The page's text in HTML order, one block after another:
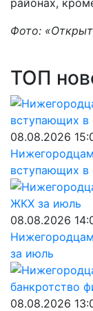
районах,
Фото:
ТОП
08.08.2026
вступающих в
08.08.2026
за июль
08.08.2026